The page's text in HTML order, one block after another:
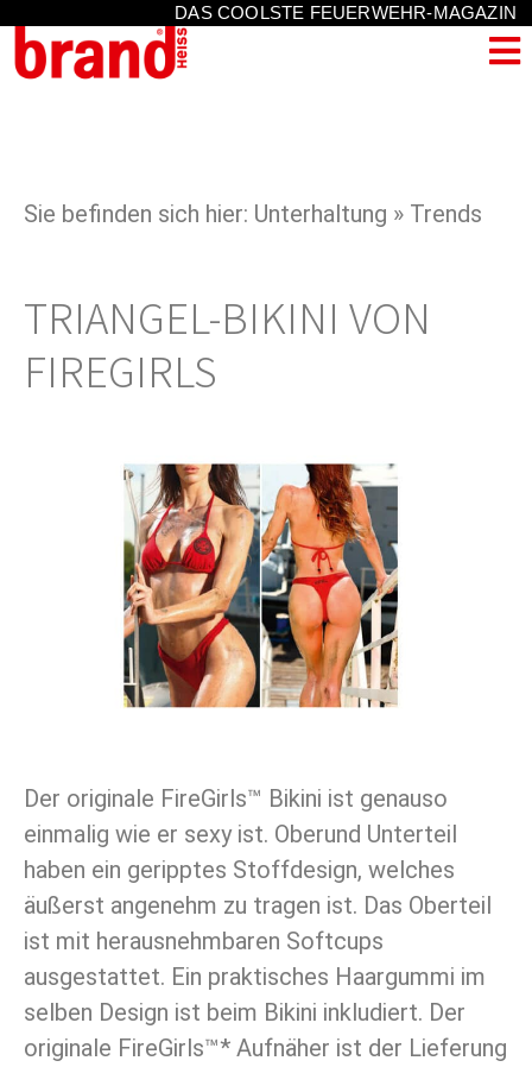
DAS COOLSTE FEUERWEHR-MAGAZIN
Sie befinden sich hier: Unterhaltung » Trends
TRIANGEL-BIKINI VON
FIREGIRLS
Der originale FireGirls™ Bikini ist genauso
einmalig wie er sexy ist. Oberund Unterteil
haben ein geripptes Stoffdesign, welches
äußerst angenehm zu tragen ist. Das Oberteil
ist mit herausnehmbaren Softcups
ausgestattet. Ein praktisches Haargummi im
selben Design ist beim Bikini inkludiert. Der
originale FireGirls™* Aufnäher ist der Lieferung